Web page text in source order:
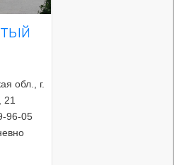
обл., г.
21
96-05